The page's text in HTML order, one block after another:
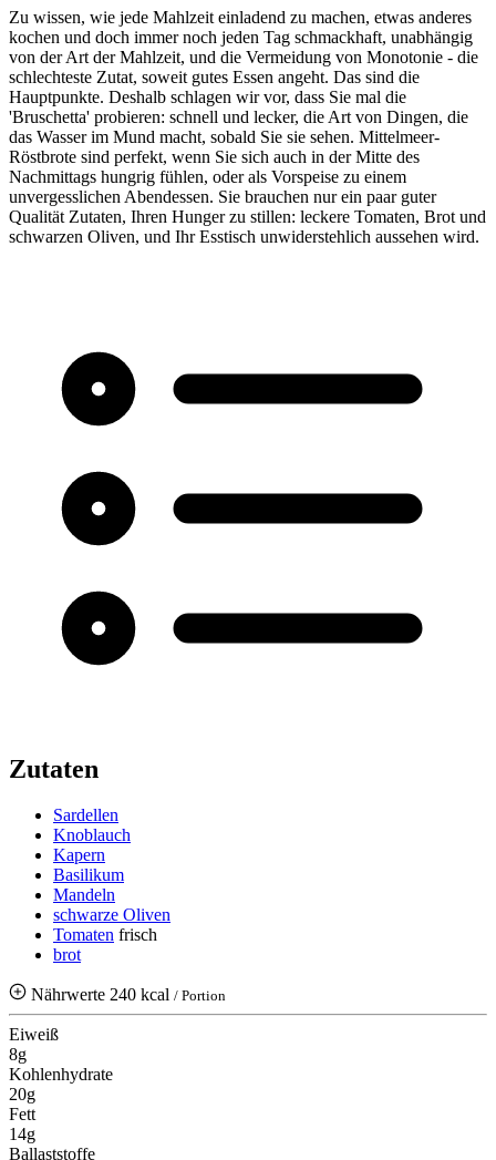
Zu wissen, wie jede Mahlzeit einladend zu machen, etwas anderes
kochen und doch immer noch jeden Tag schmackhaft, unabhängig
von der Art der Mahlzeit, und die Vermeidung von Monotonie - die
schlechteste Zutat, soweit gutes Essen angeht. Das sind die
Hauptpunkte. Deshalb schlagen wir vor, dass Sie mal die
'Bruschetta' probieren: schnell und lecker, die Art von Dingen, die
das Wasser im Mund macht, sobald Sie sie sehen. Mittelmeer-
Röstbrote sind perfekt, wenn Sie sich auch in der Mitte des
Nachmittags hungrig fühlen, oder als Vorspeise zu einem
unvergesslichen Abendessen. Sie brauchen nur ein paar guter
Qualität Zutaten, Ihren Hunger zu stillen: leckere Tomaten, Brot und
schwarzen Oliven, und Ihr Esstisch unwiderstehlich aussehen wird.
Zutaten
Sardellen
Knoblauch
Kapern
Basilikum
Mandeln
schwarze Oliven
Tomaten frisch
brot
Nährwerte 240 kcal / Portion
Eiweiß
8g
Kohlenhydrate
20g
Fett
14g
Ballaststoffe